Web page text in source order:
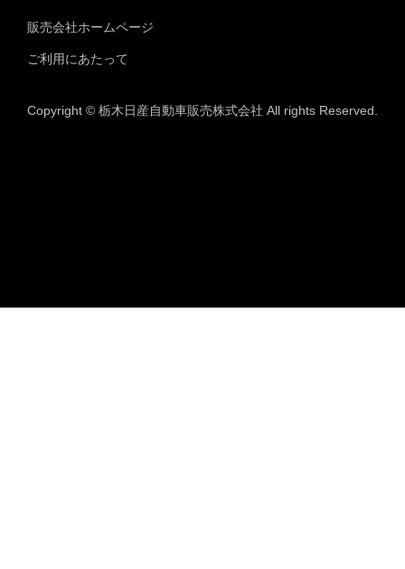
販売会社ホームページ
ご利用にあたって
Copyright © 栃木日産自動車販売株式会社 All rights Reserved.